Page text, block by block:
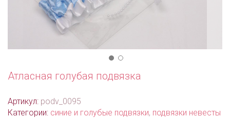
Атласная голубая подвязка
Артикул: podv_0095
Категории: синие и голубые подвязки, подвязки невесты